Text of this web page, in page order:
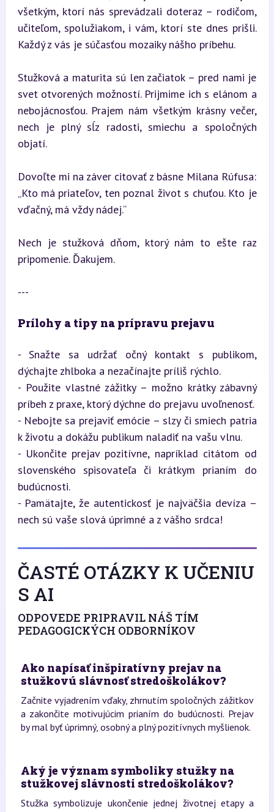
všetkým, ktorí nás sprevádzali doteraz – rodičom,
učiteľom, spolužiakom, i vám, ktorí ste dnes prišli.
Každý z vás je súčasťou mozaiky nášho príbehu.
Stužková a maturita sú len začiatok – pred nami je
svet otvorených možností. Prijmime ich s elánom a
nebojácnosťou. Prajem nám všetkým krásny večer,
nech je plný sĺz radosti, smiechu a spoločných
objatí.
Dovoľte mi na záver citovať z básne Milana Rúfusa:
„Kto má priateľov, ten poznal život s chuťou. Kto je
vďačný, má vždy nádej.“
Nech je stužková dňom, ktorý nám to ešte raz
pripomenie. Ďakujem.
---
Prílohy a tipy na prípravu prejavu
- Snažte sa udržať očný kontakt s publikom,
dýchajte zhlboka a nezačínajte príliš rýchlo.
- Použite vlastné zážitky – možno krátky zábavný
príbeh z praxe, ktorý dýchne do prejavu uvoľnenosť.
- Nebojte sa prejaviť emócie – slzy či smiech patria
k životu a dokážu publikum naladiť na vašu vlnu.
- Ukončite prejav pozitívne, napríklad citátom od
slovenského spisovateľa či krátkym prianím do
budúcnosti.
- Pamätajte, že autentickosť je najväčšia devíza –
nech sú vaše slová úprimné a z vášho srdca!
ČASTÉ OTÁZKY K UČENIU
S AI
ODPOVEDE PRIPRAVIL NÁŠ TÍM
PEDAGOGICKÝCH ODBORNÍKOV
Ako napísať inšpiratívny prejav na
stužkovú slávnosť stredoškolákov?
Začnite vyjadrením vďaky, zhrnutím spoločných zážitkov
a zakončite motivujúcim prianím do budúcnosti. Prejav
by mal byť úprimný, osobný a plný pozitívnych myšlienok.
Aký je význam symboliky stužky na
stužkovej slávnosti stredoškolákov?
Stužka symbolizuje ukončenie jednej životnej etapy a